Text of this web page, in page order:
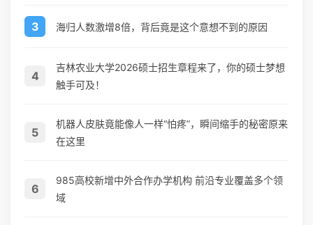
3 海归人数激增8倍，背后竟是这个意想不到的原因
4
吉林农业大学2026硕士招生章程来了，你的硕士梦想
触手可及！
5
机器人皮肤竟能像人一样“怕疼”，瞬间缩手的秘密原来
在这里
6
985高校新增中外合作办学机构 前沿专业覆盖多个领
域